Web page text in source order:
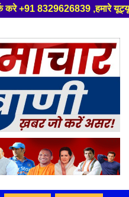
,हमारे यूट्यूब चैनल को